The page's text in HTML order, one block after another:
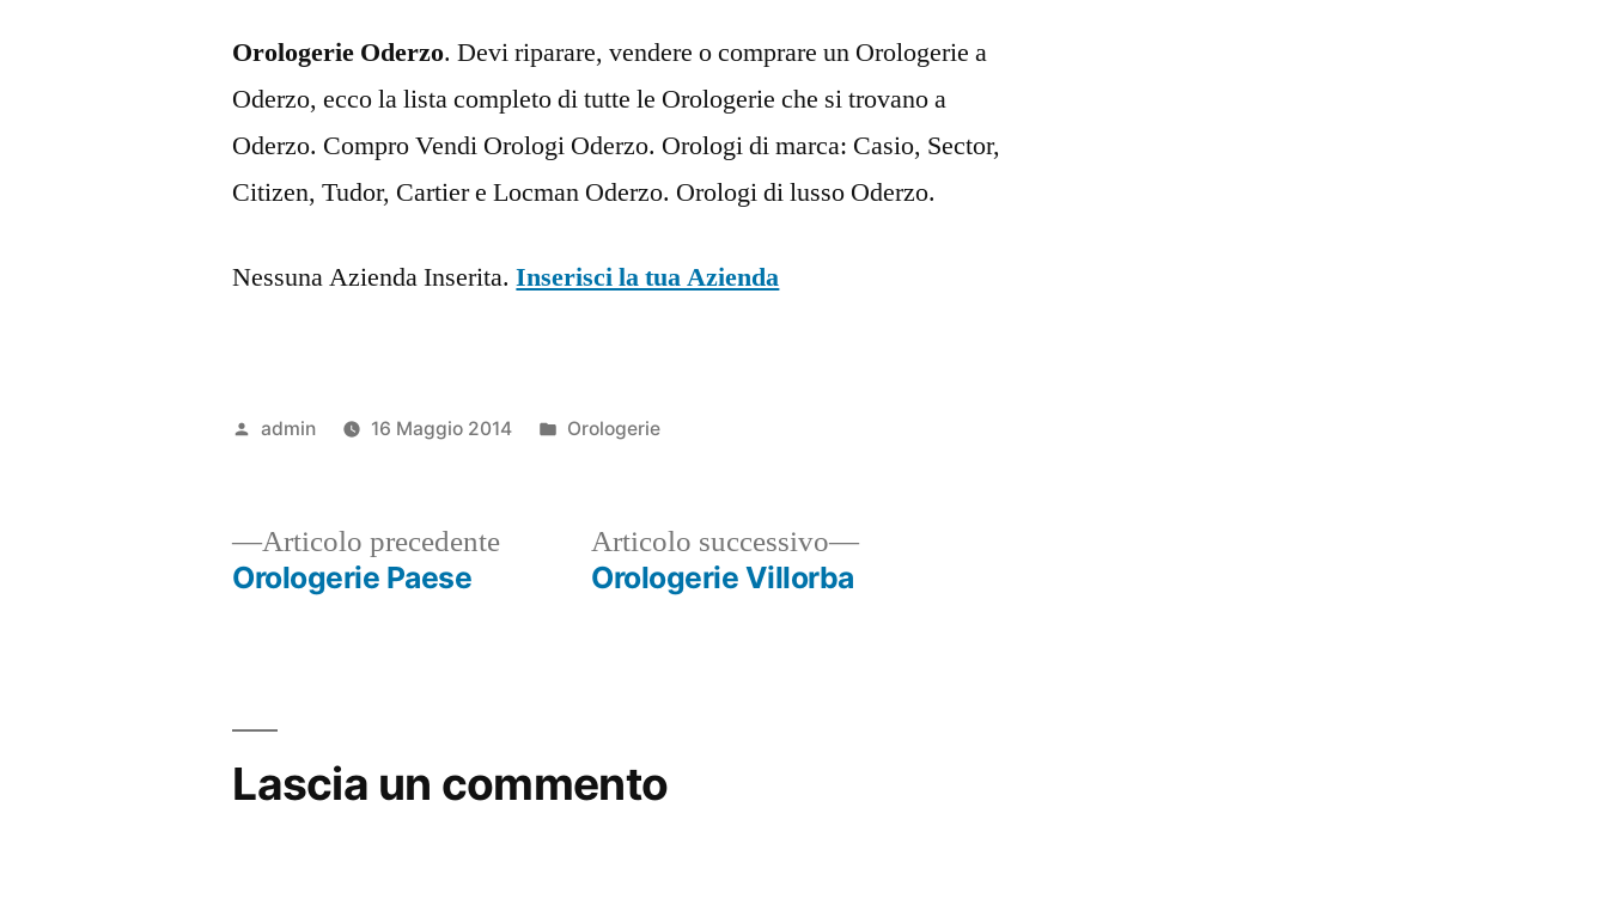
Orologerie Oderzo. Devi riparare, vendere o comprare un Orologerie a
Oderzo, ecco la lista completo di tutte le Orologerie che si trovano a
Oderzo. Compro Vendi Orologi Oderzo. Orologi di marca: Casio, Sector,
Citizen, Tudor, Cartier e Locman Oderzo. Orologi di lusso Oderzo.
Nessuna Azienda Inserita. Inserisci la tua Azienda
Pubblicato
admin 16 Maggio 2014
Pubblicato
Orologerie
Navigazione
Articolo precedenteArticolo
precedente:
Orologerie Paese
Articolo successivo
Articolo
Orologerie Villorba
Lascia un commento